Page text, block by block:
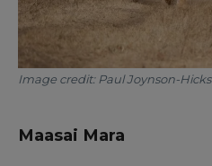
Image credit: Paul Joynson-Hicks
Maasai Mara